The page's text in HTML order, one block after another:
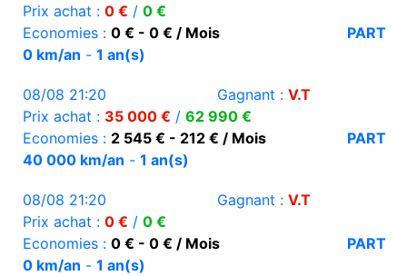
Prix achat : 0 € / 0 €
Economies : 0 € - 0 € / Mois
PART
0 km/an - 1 an(s)
08/08 21:20 Gagnant : V.T
Prix achat : 35 000 € / 62 990 €
Economies : 2 545 € - 212 € / Mois
PART
40 000 km/an - 1 an(s)
08/08 21:20 Gagnant : V.T
Prix achat : 0 € / 0 €
Economies : 0 € - 0 € / Mois
PART
0 km/an - 1 an(s)